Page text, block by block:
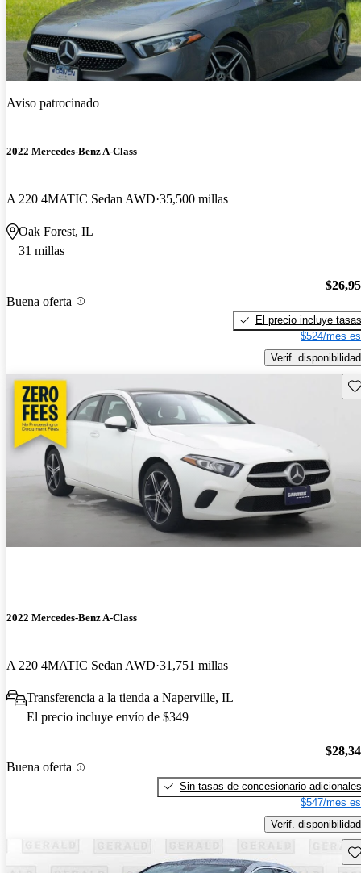
Aviso patrocinado
2022 Mercedes-Benz A-Class
A 220 4MATIC Sedan AWD 35,500 millas
Oak Forest, IL
31 millas
Buena oferta
El precio incluye tasas
$524/mes
Verif. disponibilidad
2022 Mercedes-Benz A-Class
A 220 4MATIC Sedan AWD 31,751 millas
Transferencia a la tienda a Naperville, IL
El precio incluye envío de $349
Buena oferta
Sin tasas de concesionario adicionales
$547/mes
Verif. disponibilidad